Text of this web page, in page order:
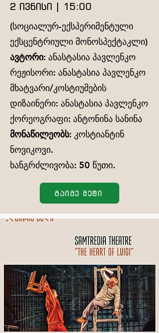
2 ივნისი | 15:00
(სოციალურ-ექსპერიმენტული
ექსცენტრიული მონოსპექტაკლი)
ავტორი: ანასტასია პავლენკო
რეჟისორი: ანასტასია პავლენკო
მხატვარი/კოსტიუმების
დიზაინერი: ანასტასია პავლენკო
ქორეოგრაფი: ანტონინა სანინა
მონაწილეობს: კოსტიანტინ
ნოვიკოვი.
ხანგრძლივობა: 50 წუთი.
გაიგე მეტი